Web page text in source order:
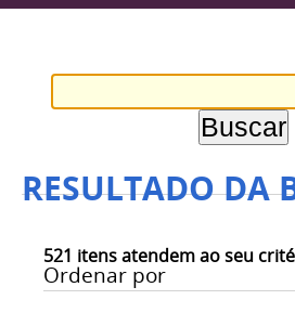
RESULTADO DA
521 itens atendem ao seu
Ordenar por